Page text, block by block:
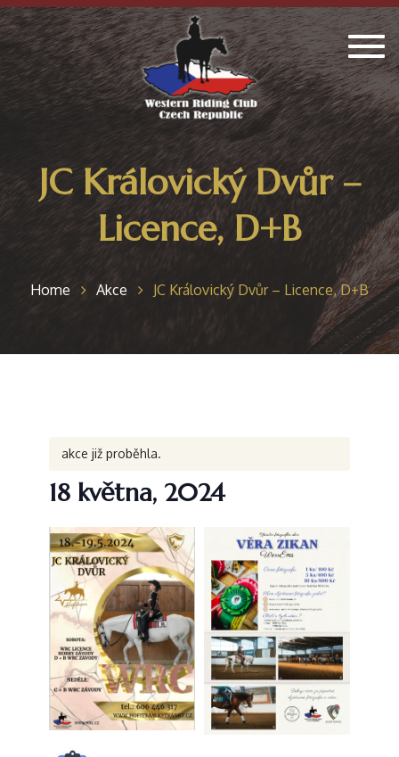
JC Královický Dvůr –
Licence, D+B
Home Akce JC Královický Dvůr – Licence, D+B
akce již proběhla.
18 května, 2024